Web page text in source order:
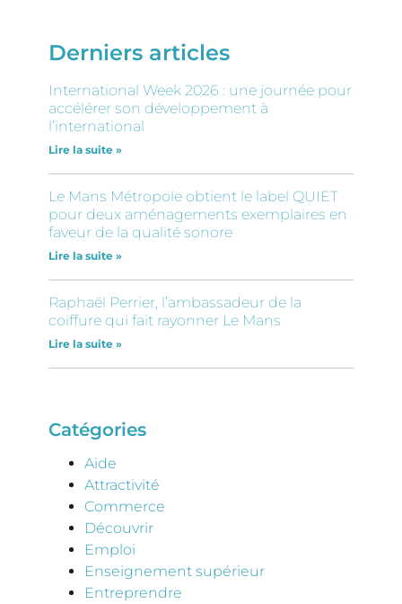
Derniers articles
International Week 2026 : une journée pour
accélérer son développement à
l’international
Lire la suite »
Le Mans Métropole obtient le label QUIET
pour deux aménagements exemplaires en
faveur de la qualité sonore
Lire la suite »
Raphaël Perrier, l’ambassadeur de la
coiffure qui fait rayonner Le Mans
Lire la suite »
Catégories
Aide
Attractivité
Commerce
Découvrir
Emploi
Enseignement supérieur
Entreprendre